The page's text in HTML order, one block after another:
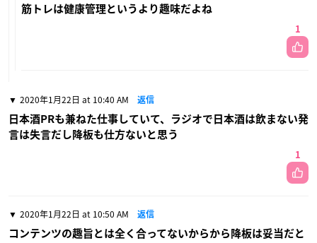
筋トレは健康管理というより趣味だよね
1
2020年1月22日 at 10:40 AM 返信
日本酒PRも兼ねた仕事していて、ラジオで日本酒は飲まない発
言は失言だし降板も仕方ないと思う
1
2020年1月22日 at 10:50 AM 返信
コンテンツの趣旨とは全く合ってないからから降板は妥当だと